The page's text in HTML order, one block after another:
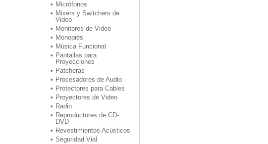
Micrófonos
Mixers y Switchers de
Video
Monitores de Video
Monopiés
Música Funcional
Pantallas para
Proyecciones
Patcheras
Procesadores de Audio
Protectores para Cables
Proyectores de Video
Radio
Reproductores de CD-
DVD
Revestimientos Acústicos
Seguridad Vial